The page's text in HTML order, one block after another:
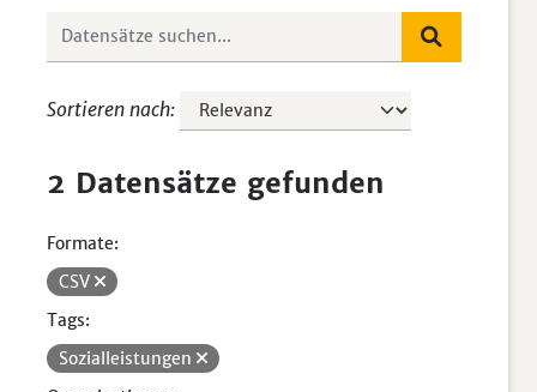
Sortieren nach
2 Datensätze gefunden
Formate:
CSV
Tags:
Sozialleistungen